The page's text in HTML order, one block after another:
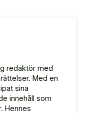
redaktör med
Med en
sina
innehåll som
Hennes